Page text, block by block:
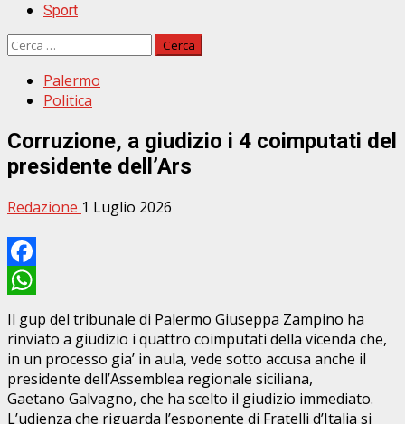
Sport
Ricerca
Palermo
Politica
Corruzione, a giudizio i 4 coimputati del
presidente dell’Ars
Redazione 1 Luglio 2026
Facebook
WhatsApp
Il gup del tribunale di Palermo Giuseppa Zampino ha
rinviato a giudizio i quattro coimputati della vicenda che,
in un processo gia’ in aula, vede sotto accusa anche il
presidente dell’Assemblea regionale siciliana,
Gaetano Galvagno, che ha scelto il giudizio immediato.
L’udienza che riguarda l’esponente di Fratelli d’Italia si